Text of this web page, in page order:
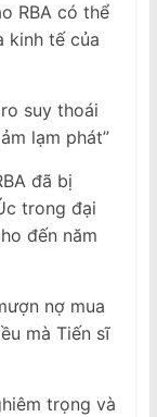
RBA có thể
kinh tế của
suy thoái
lạm phát”
đã bị
trong đại
đến năm
nợ mua
mà Tiến sĩ
trọng và